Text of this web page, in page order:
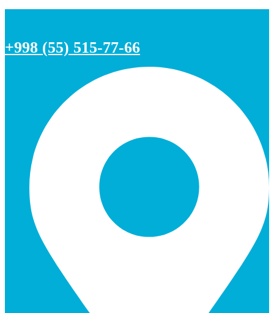
+998 (55) 515-77-66